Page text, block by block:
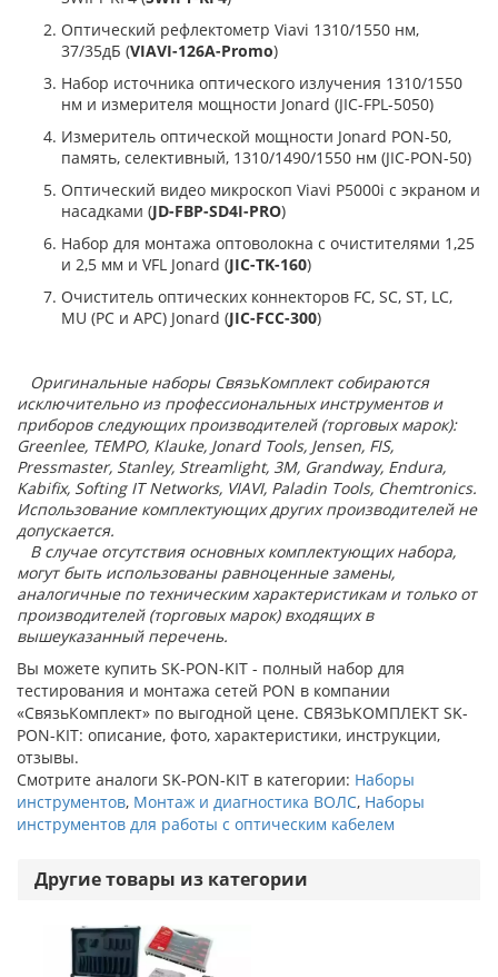
Оптический рефлектометр Viavi 1310/1550 нм,
37/35дБ (VIAVI-126A-Promo)
Набор источника оптического излучения 1310/1550
нм и измерителя мощности Jonard (JIC-FPL-5050)
Измеритель оптической мощности Jonard PON-50,
память, селективный, 1310/1490/1550 нм (JIC-PON-50)
Оптический видео микроскоп Viavi P5000i с экраном и
насадками (JD-FBP-SD4I-PRO)
Набор для монтажа оптоволокна с очистителями 1,25
и 2,5 мм и VFL Jonard (JIC-TK-160)
Очиститель оптических коннекторов FC, SC, ST, LC,
MU (PC и APC) Jonard (JIC-FCC-300)
Оригинальные наборы СвязьКомплект собираются
исключительно из профессиональных инструментов и
приборов следующих производителей (торговых марок):
Greenlee, TEMPO, Klauke, Jonard Tools, Jensen, FIS,
Pressmaster, Stanley, Streamlight, 3М, Grandway, Endura,
Kabifix, Softing IT Networks, VIAVI, Paladin Tools, Chemtronics.
Использование комплектующих других производителей не
допускается.
В случае отсутствия основных комплектующих набора,
могут быть использованы равноценные замены,
аналогичные по техническим характеристикам и только от
производителей (торговых марок) входящих в
вышеуказанный перечень.
Вы можете купить SK-PON-KIT - полный набор для
тестирования и монтажа сетей PON в компании
«СвязьКомплект» по выгодной цене. СВЯЗЬКОМПЛЕКТ SK-
PON-KIT: описание, фото, характеристики, инструкции,
отзывы.
Смотрите аналоги SK-PON-KIT в категории: Наборы
инструментов, Монтаж и диагностика ВОЛС, Наборы
инструментов для работы с оптическим кабелем
Другие товары из категории